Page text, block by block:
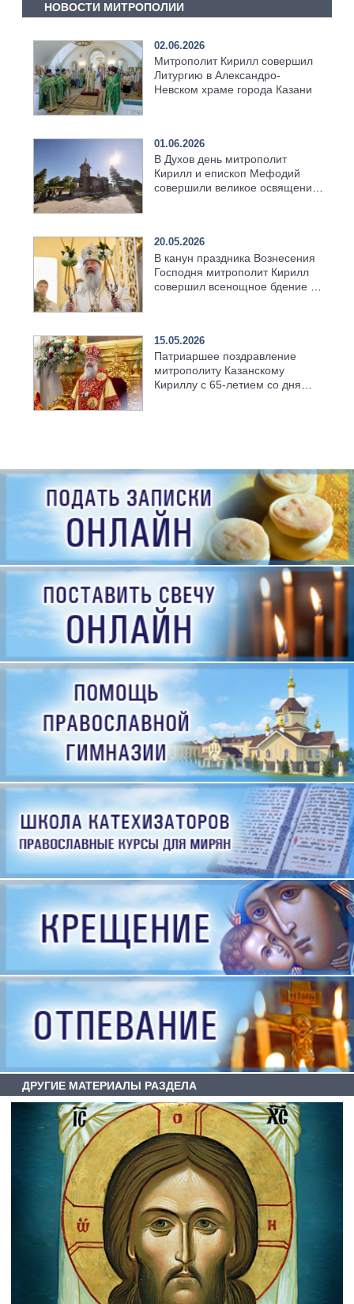
НОВОСТИ МИТРОПОЛИИ
02.06.2026
Митрополит Кирилл совершил
Литургию в Александро-
Невском храме города Казани
01.06.2026
В Духов день митрополит
Кирилл и епископ Мефодий
совершили великое освящение
20.05.2026
В канун праздника Вознесения
Господня митрополит Кирилл
совершил всенощное бдение в
15.05.2026
Патриаршее поздравление
митрополиту Казанскому
Кириллу с 65-летием со дня
ДРУГИЕ МАТЕРИАЛЫ РАЗДЕЛА